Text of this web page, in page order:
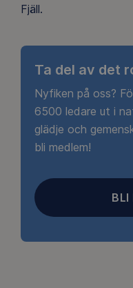
Fjäll.
Ta del av det
Nyfiken på oss?
6500 ledare ut i
glädje och
bli medlem!
BLI